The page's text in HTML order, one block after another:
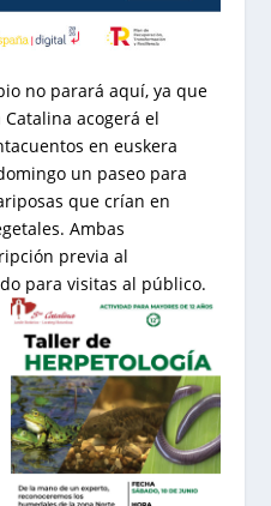
no parará aquí, ya que
acogerá el
en euskera
un paseo para
que crían en
Ambas
previa al
para visitas al público.